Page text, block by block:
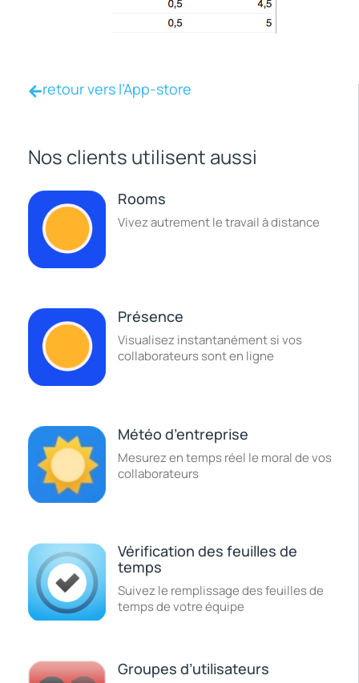
retour vers l’App-store
Nos clients utilisent aussi
Rooms
Vivez autrement le travail à distance
Présence
Visualisez instantanément si vos
collaborateurs sont en ligne
Météo d’entreprise
Mesurez en temps réel le moral de vos
collaborateurs
Vérification des feuilles de
temps
Suivez le remplissage des feuilles de
temps de votre équipe
Groupes d’utilisateurs